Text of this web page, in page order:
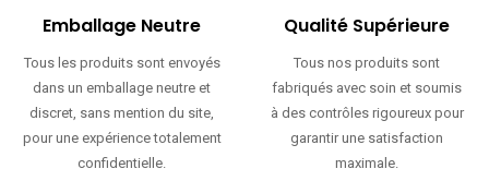
Emballage Neutre
Tous les produits sont envoyés
dans un emballage neutre et
discret, sans mention du site,
pour une expérience totalement
confidentielle.
Qualité Supérieure
Tous nos produits sont
fabriqués avec soin et soumis
à des contrôles rigoureux pour
garantir une satisfaction
maximale.